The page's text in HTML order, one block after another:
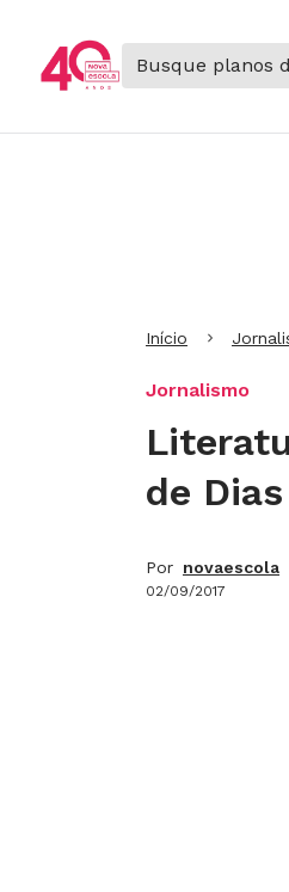
Início
Jornalismo
de
Por novaescola
02/09/2017